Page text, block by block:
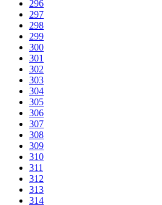
296
297
298
299
300
301
302
303
304
305
306
307
308
309
310
311
312
313
314